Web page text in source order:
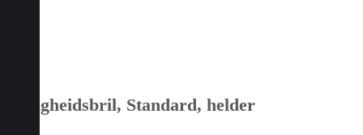
Veiligheidsbril, Standard, helder